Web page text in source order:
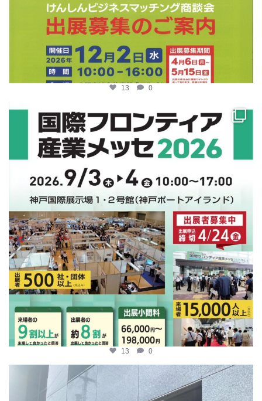
13 0
4月 10
13 0
katosci
4月 9